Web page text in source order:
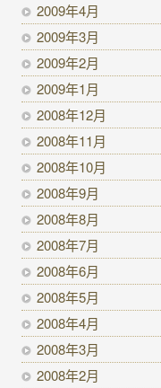
2009年4月
2009年3月
2009年2月
2009年1月
2008年12月
2008年11月
2008年10月
2008年9月
2008年8月
2008年7月
2008年6月
2008年5月
2008年4月
2008年3月
2008年2月